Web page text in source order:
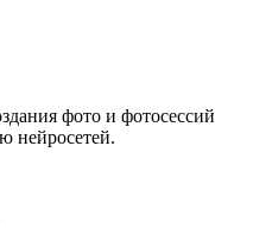
фото и фотосессий
нейросетей.